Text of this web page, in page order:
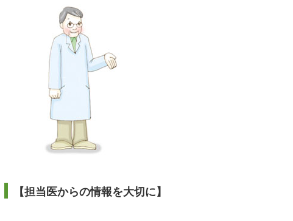
【担当医からの情報を大切に】